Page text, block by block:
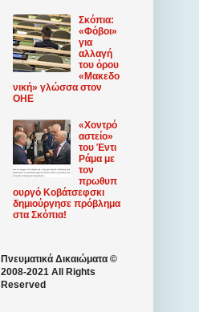
Σκόπια:
«Φόβοι»
για
αλλαγή
του όρου
«Μακεδο
νική» γλώσσα στον
ΟΗΕ
«Χοντρό
αστείο»
του Έντι
Ράμα με
τον
πρωθυπ
ουργό Κοβάτσεφσκι
δημιούργησε πρόβλημα
στα Σκόπια!
Πνευματικά Δικαιώματα ©
2008-2021 All Rights
Reserved